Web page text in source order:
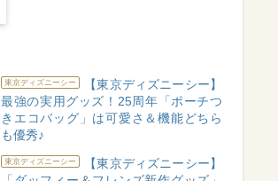
東京ディズニーシー
【東京ディズニーシー】
最強の実用グッズ！25周年「ポーチつ
きエコバッグ」は可愛さ＆機能どちら
も優秀♪
東京ディズニーシー
【東京ディズニーシー】